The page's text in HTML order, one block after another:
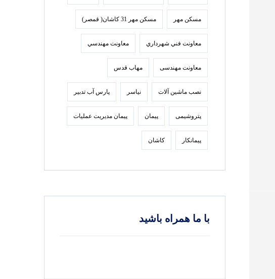
مسکن مهر مسکن مهر 31 کاشان( قمصر)
معاونت فني شهرداري معاونت مهندسي
معاونت مهندسی مهاب قدس
نصب ماشین آلات نیاسر پارس‌ آب تدبير
پتروشیمی پیمان پیمان مدیریت عملیات
پیمانکار کاشان
با ما همراه باشید